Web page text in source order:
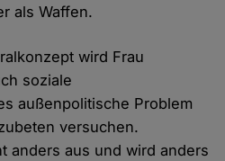
als Waffen.
wird Frau
soziale
außenpolitische Problem
versuchen.
anders aus und wird anders